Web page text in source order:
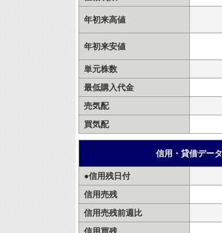
年初来高値
年初来安値
単元株数
最低購入代金
売気配
買気配
信用・貸借データ
●信用残日付
信用売残
信用売残前週比
信用買残